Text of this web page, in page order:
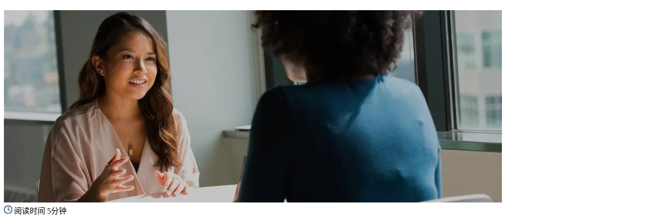
阅读时间 5分钟